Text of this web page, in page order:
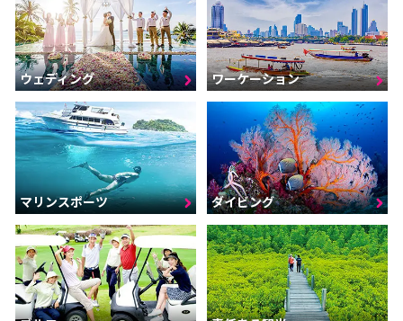
ウェディング ワーケーション
マリンスポーツ ダイビング